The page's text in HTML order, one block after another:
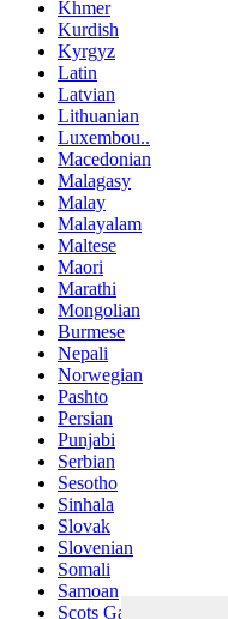
Khmer
Kurdish
Kyrgyz
Latin
Latvian
Lithuanian
Luxembou..
Macedonian
Malagasy
Malay
Malayalam
Maltese
Maori
Marathi
Mongolian
Burmese
Nepali
Norwegian
Pashto
Persian
Punjabi
Serbian
Sesotho
Sinhala
Slovak
Slovenian
Somali
Samoan
Scots Gaelic